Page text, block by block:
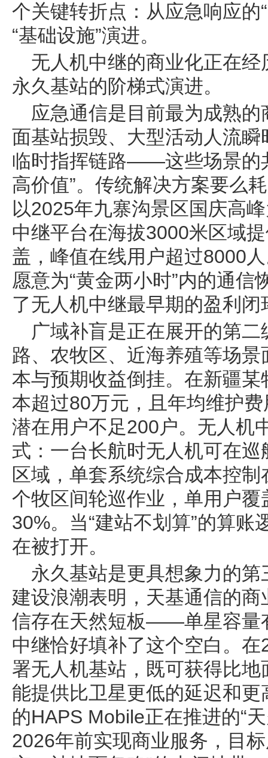
个关键转折点：从应急响应的
“基础设施”演进。
无人机中继的商业化正在
永久基站的阶梯式演进。
应急通信是目前最为成熟
面基站损毁、大型活动人流
临时指挥链路——这些场景的
高价值”。传统解决方案要么
以2025年九寨沟景区国庆高
中继平台在海拔3000米区域
盖，峰值在线用户超过8000
愿意为“黄金两小时”内的通
了无人机中继最早期的盈利闭
广域补盲是正在展开的第
路、农牧区、近海养殖等场
本与预期收益倒挂。在新疆
本超过80万元，且年均维护
潜在用户不足200户。无人机
式：一台长航时无人机可在
区域，单套系统综合成本控
个牧区间轮巡作业，单用户
30%。当“建站不划算”的算
在被打开。
永久基站是更具想象力的
建设浪潮表明，天基通信的
信存在天然短板——单星容量
中继恰好填补了这个空白。
署无人机基站，既可获得比
能提供比卫星更低的延迟和
的HAPS Mobile正在推进的“
2026年前实现商业服务，目